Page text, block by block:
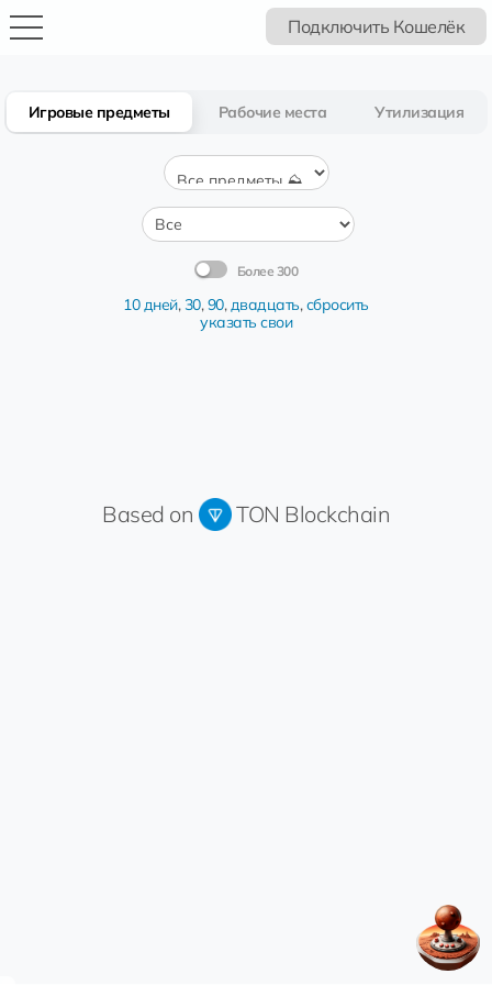
Подключить Кошелёк
Игровые предметы Рабочие места Утилизация
Более 300
10 дней,30,90,двадцать,сбросить
указать свои
Based on TON Blockchain